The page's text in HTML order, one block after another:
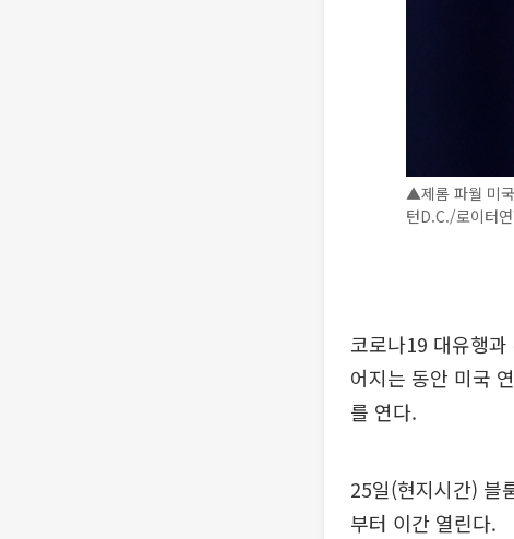
▲제롬 파월 미
턴D.C./로이터
코로나19 대유행
어지는 동안 미국
를 연다.
25일(현지시간) 블
부터 이간 열린다.